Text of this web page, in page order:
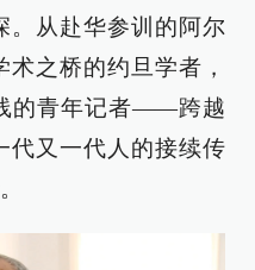
。从赴华参训的阿尔
之桥的约旦学者，
的青年记者——跨越
代又一代人的接续传